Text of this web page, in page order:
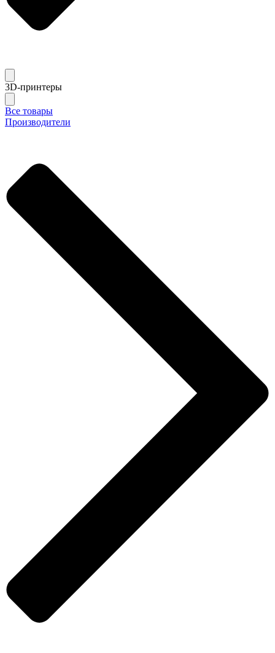
3D-принтеры
Все товары
Производители